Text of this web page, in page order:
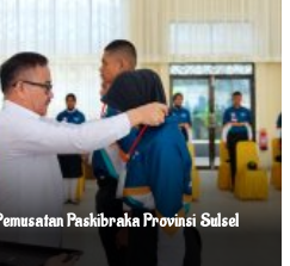
Paskibraka Provinsi Sulsel